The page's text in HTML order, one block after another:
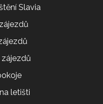
Slavia
letišti